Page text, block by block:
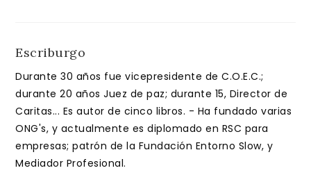
Escriburgo
Durante 30 años fue vicepresidente de C.O.E.C.;
durante 20 años Juez de paz; durante 15, Director de
Caritas... Es autor de cinco libros. - Ha fundado varias
ONG's, y actualmente es diplomado en RSC para
empresas; patrón de la Fundación Entorno Slow, y
Mediador Profesional.